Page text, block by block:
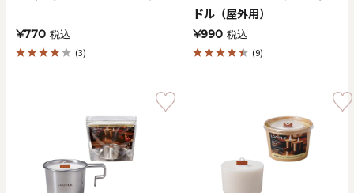
¥770 税込
(3)
ドル（屋外用）
¥990 税込
(9)